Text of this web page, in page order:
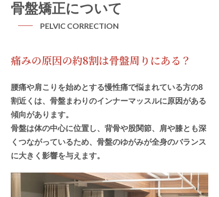
骨盤矯正について
PELVIC CORRECTION
痛みの原因の約8割は骨盤周りにある？
腰痛や肩こりを始めとする慢性痛で悩まれている方の8
割近くは、骨盤まわりのインナーマッスルに原因がある
傾向があります。
骨盤は体の中心に位置し、背骨や股関節、肩や膝とも深
くつながっているため、骨盤のゆがみが全身のバランス
に大きく影響を与えます。